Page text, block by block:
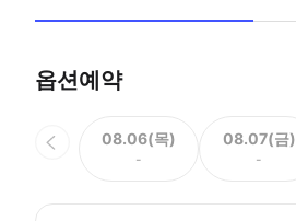
옵션예약
08.06(목)
-
08.07(금)
-